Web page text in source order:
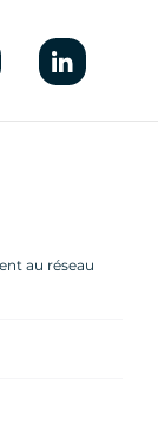
au réseau